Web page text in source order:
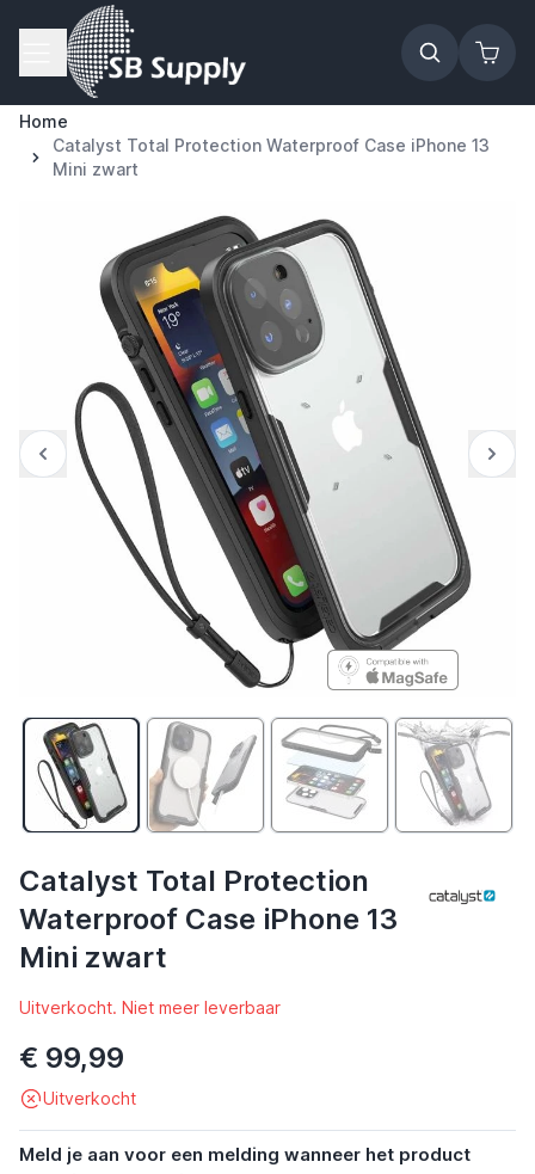
Ga naar de inhoud
Home
Catalyst Total Protection Waterproof Case iPhone 13
Mini zwart
Catalyst Total Protection
Waterproof Case iPhone 13
Mini zwart
Uitverkocht. Niet meer leverbaar
€ 99,99
Uitverkocht
Meld je aan voor een melding wanneer het product